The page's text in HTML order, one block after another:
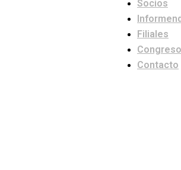
Socios
Filiales
Congreso
Contacto